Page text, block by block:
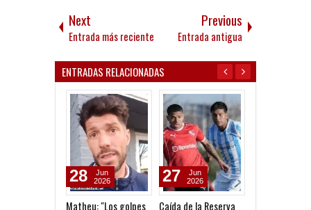
Next
Entrada más reciente
Previous
Entrada antigua
ENTRADAS RELACIONADAS
Matheu: "Los golpes
28
Jun
2026
Caída de la Reserva
27
Jun
2026